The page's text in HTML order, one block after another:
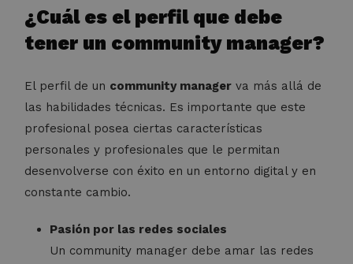
¿Cuál es el perfil que debe
tener un community manager?
El perfil de un community manager va más allá de
las habilidades técnicas. Es importante que este
profesional posea ciertas características
personales y profesionales que le permitan
desenvolverse con éxito en un entorno digital y en
constante cambio.
Pasión por las redes sociales
Un community manager debe amar las redes